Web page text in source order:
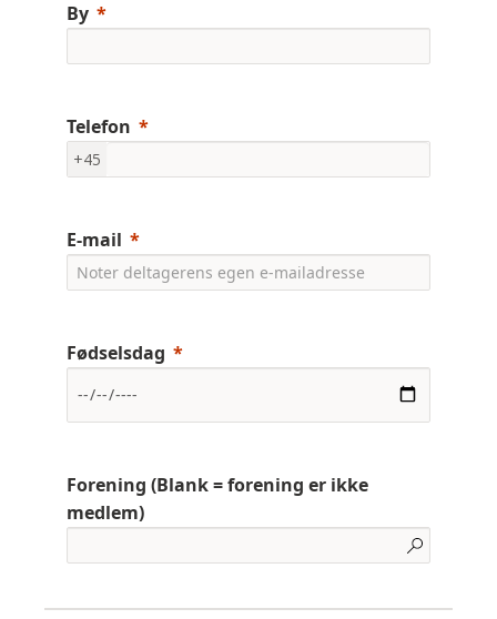
By
Telefon
+45
E-mail
Fødselsdag
Forening (Blank = forening er ikke
medlem)